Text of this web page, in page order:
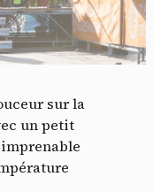
sur la
un petit
imprenable